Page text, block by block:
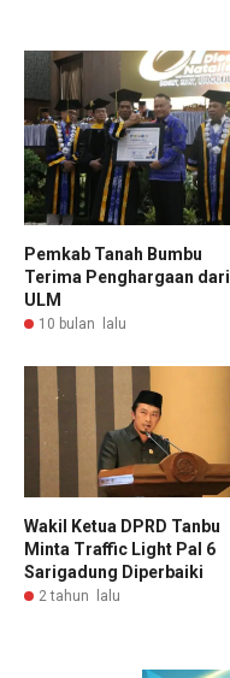
Pemkab Tanah Bumbu
Terima Penghargaan dari
ULM
10 bulan lalu
Wakil Ketua DPRD Tanbu
Minta Traffic Light Pal 6
Sarigadung Diperbaiki
2 tahun lalu